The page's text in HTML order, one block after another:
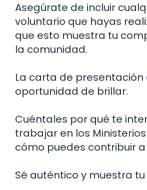
Asegúrate de incluir
voluntario que hayas
que esto muestra tu
la comunidad.
La carta de presentación
oportunidad de brillar.
Cuéntales por qué te
trabajar en los
cómo puedes contribuir a
Sé auténtico y muestra